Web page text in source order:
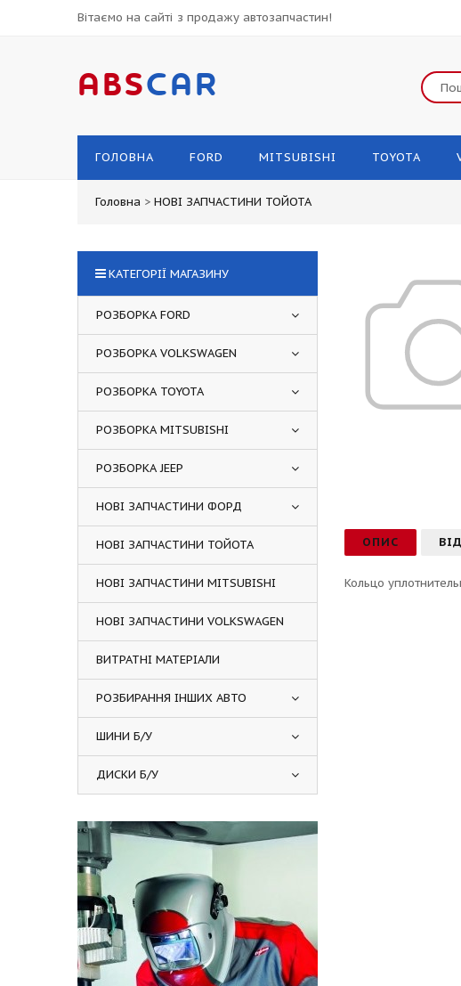
Вітаємо на сайті з продажу автозапчастин!
ABSCAR
ГОЛОВНА FORD MITSUBISHI TOYOTA
Головна > НОВІ ЗАПЧАСТИНИ ТОЙОТА
ОПИС
Кольцо
КАТЕГОРІЇ МАГАЗИНУ
РОЗБОРКА FORD
РОЗБОРКА VOLKSWAGEN
РОЗБОРКА TOYOTA
РОЗБОРКА MITSUBISHI
РОЗБОРКА JEEP
НОВІ ЗАПЧАСТИНИ ФОРД
НОВІ ЗАПЧАСТИНИ ТОЙОТА
НОВІ ЗАПЧАСТИНИ MITSUBISHI
НОВІ ЗАПЧАСТИНИ VOLKSWAGEN
ВИТРАТНІ МАТЕРІАЛИ
РОЗБИРАННЯ ІНШИХ АВТО
ШИНИ Б/У
ДИСКИ Б/У